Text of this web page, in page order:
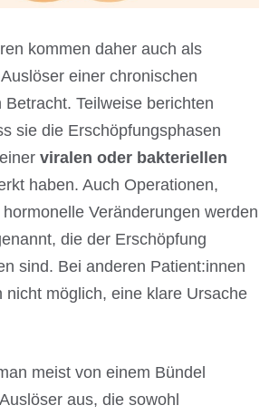
kommen daher auch als
einer chronischen
Betracht. Teilweise berichten
sie die Erschöpfungsphasen
viralen oder bakteriellen
haben. Auch Operationen,
Veränderungen werden
die der Erschöpfung
sind. Bei anderen Patient:innen
nicht möglich, eine klare Ursache
meist von einem Bündel
aus, die sowohl